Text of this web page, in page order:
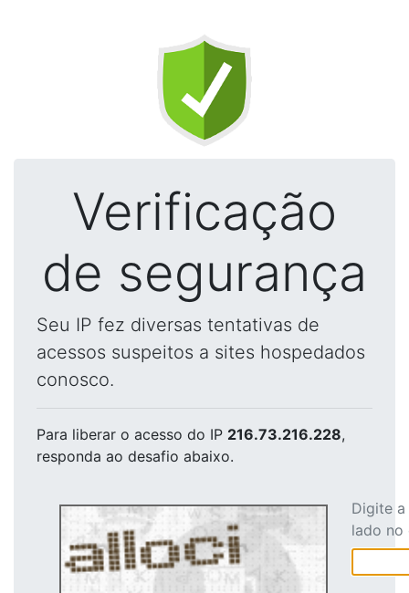
Verificação
de segurança
Seu IP fez diversas tentativas de
acessos suspeitos a sites hospedados
conosco.
Para liberar o acesso do IP 216.73.216.228,
responda ao desafio abaixo.
Digite
lado no